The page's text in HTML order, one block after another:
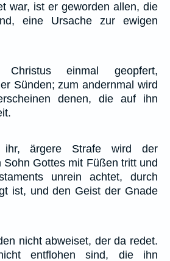
war, ist er geworden allen, die
eine Ursache zur ewigen
einmal geopfert,
Sünden; zum andernmal wird
denen, die auf ihn
ärgere Strafe wird der
Gottes mit Füßen tritt und
unrein achtet, durch
ist, und den Geist der Gnade
nicht abweiset, der da redet.
entflohen sind, die ihn